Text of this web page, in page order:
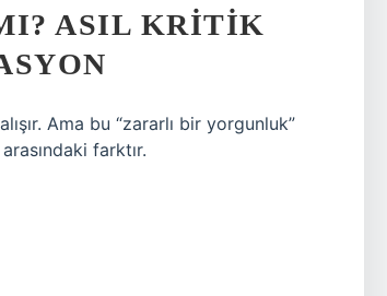
ASIL KRITIK
Ama bu “zararlı bir yorgunluk”
farktır.